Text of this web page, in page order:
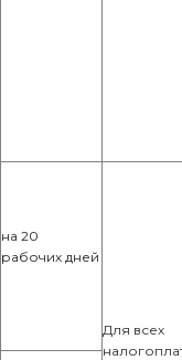
на 20
рабочих дней
Для всех